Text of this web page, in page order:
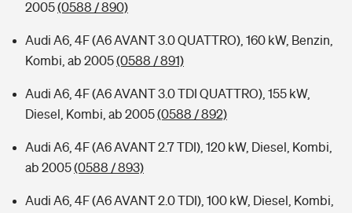
2005(0588 / 890)
Audi A6, 4F (A6 AVANT 3.0 QUATTRO), 160 kW, Benzin,
Kombi, ab 2005(0588 / 891)
Audi A6, 4F (A6 AVANT 3.0 TDI QUATTRO), 155 kW,
Diesel, Kombi, ab 2005(0588 / 892)
Audi A6, 4F (A6 AVANT 2.7 TDI), 120 kW, Diesel, Kombi,
ab 2005(0588 / 893)
Audi A6, 4F (A6 AVANT 2.0 TDI), 100 kW, Diesel, Kombi,